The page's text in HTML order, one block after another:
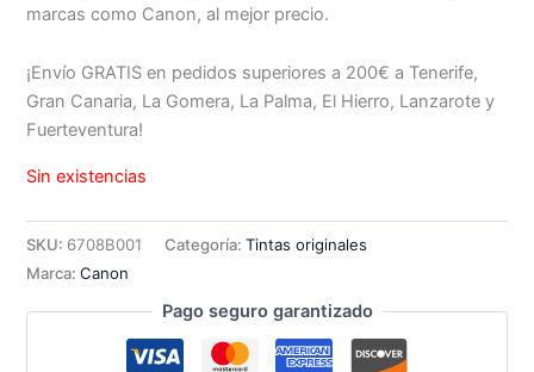
marcas como Canon, al mejor precio.
¡Envío GRATIS en pedidos superiores a 200€ a Tenerife,
Gran Canaria, La Gomera, La Palma, El Hierro, Lanzarote y
Fuerteventura!
Sin existencias
SKU: 6708B001 Categoría:Tintas originales
Marca:Canon
Pago seguro garantizado